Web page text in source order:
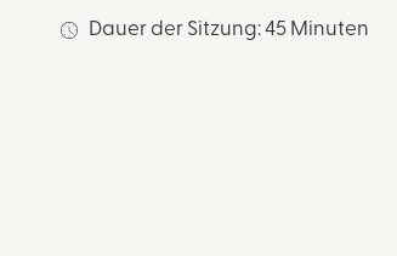
Dauer der Sitzung: 45 Minuten